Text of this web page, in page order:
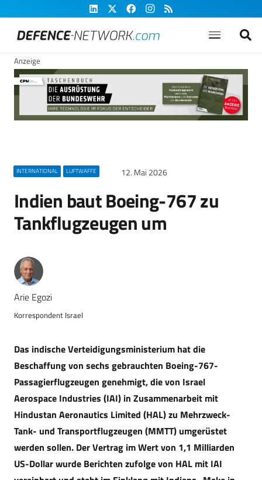
Anzeige
INTERNATIONAL LUFTWAFFE 12. Mai 2026
Indien baut Boeing-767 zu
Tankflugzeugen um
Arie Egozi
Korrespondent Israel
Das indische Verteidigungsministerium hat die
Beschaffung von sechs gebrauchten Boeing-767-
Passagierflugzeugen genehmigt, die von Israel
Aerospace Industries (IAI) in Zusammenarbeit mit
Hindustan Aeronautics Limited (HAL) zu Mehrzweck-
Tank- und Transportflugzeugen (MMTT) umgerüstet
werden sollen. Der Vertrag im Wert von 1,1 Milliarden
US-Dollar wurde Berichten zufolge von HAL mit IAI